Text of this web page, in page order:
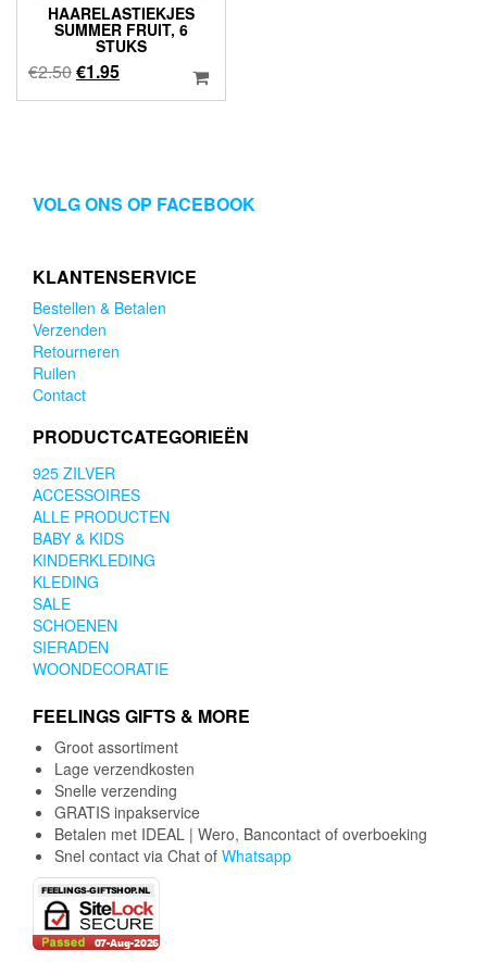
HAARELASTIEKJES
SUMMER FRUIT, 6
STUKS
€2.50Oorspronkelijke
prijs
€1.95Huidige
prijs
VOLG ONS OP FACEBOOK
KLANTENSERVICE
Bestellen & Betalen
Verzenden
Retourneren
Ruilen
Contact
PRODUCTCATEGORIEËN
925 ZILVER
ACCESSOIRES
ALLE PRODUCTEN
BABY & KIDS
KINDERKLEDING
KLEDING
SALE
SCHOENEN
SIERADEN
WOONDECORATIE
FEELINGS GIFTS & MORE
Groot assortiment
Lage verzendkosten
Snelle verzending
GRATIS inpakservice
Betalen met IDEAL | Wero, Bancontact of overboeking
Snel contact via Chat of Whatsapp